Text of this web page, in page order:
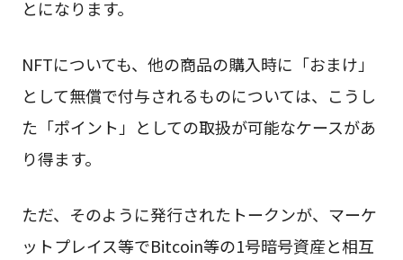
とになります。
NFTについても、他の商品の購入時に「おまけ」
として無償で付与されるものについては、こうし
た「ポイント」としての取扱が可能なケースがあ
り得ます。
ただ、そのように発行されたトークンが、マーケ
ットプレイス等でBitcoin等の1号暗号資産と相互